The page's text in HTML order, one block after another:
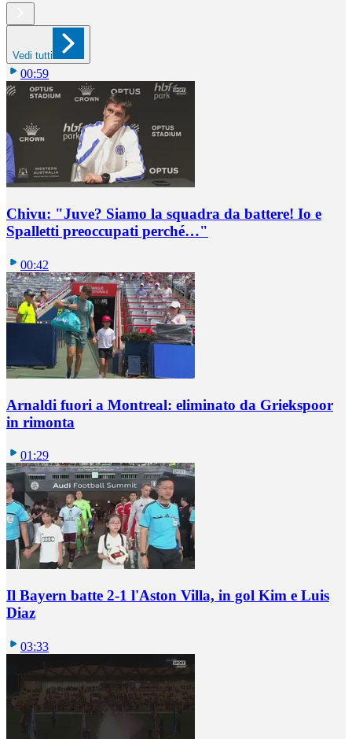
Vedi tutti
00:59
Chivu: "Juve? Siamo la squadra da battere! Io e
Spalletti preoccupati perché…"
00:42
Arnaldi fuori a Montreal: eliminato da Griekspoor
in rimonta
01:29
Il Bayern batte 2-1 l'Aston Villa, in gol Kim e Luis
Diaz
03:33